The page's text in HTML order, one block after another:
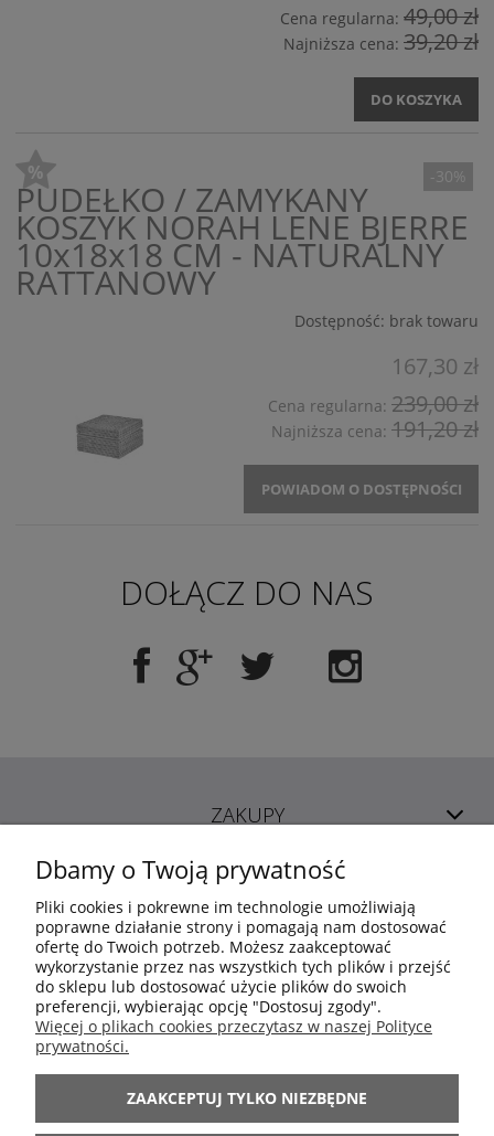
Cena regularna: 49,00 zł
Najniższa cena: 39,20 zł
DO KOSZYKA
PUDEŁKO / ZAMYKANY
KOSZYK NORAH LENE BJERRE
10x18x18 CM - NATURALNY
RATTANOWY
Dostępność: brak towaru
167,30 zł
Cena regularna: 239,00 zł
Najniższa cena: 191,20 zł
POWIADOM O DOSTĘPNOŚCI
-30%
DOŁĄCZ DO NAS
ZAKUPY
POMOC
MOJE KONTO
INFORMACJE
ARANŻACJE
Dbamy o Twoją prywatność
Pliki cookies i pokrewne im technologie umożliwiają
poprawne działanie strony i pomagają nam dostosować
ofertę do Twoich potrzeb. Możesz zaakceptować
wykorzystanie przez nas wszystkich tych plików i przejść
do sklepu lub dostosować użycie plików do swoich
preferencji, wybierając opcję "Dostosuj zgody".
Więcej o plikach cookies przeczytasz w naszej Polityce
prywatności.
ZAAKCEPTUJ TYLKO NIEZBĘDNE